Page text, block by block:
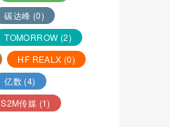
碳达峰 (0)
TOMORROW (2)
HF REALX (0)
亿数 (4)
S2M传媒 (1)